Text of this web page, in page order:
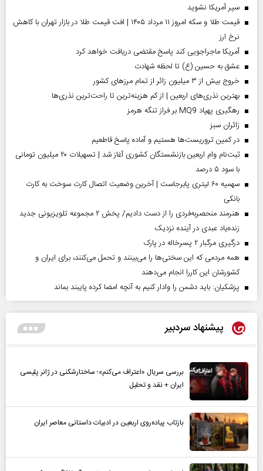
سپر آمریکا نشوید
قیمت طلا و سکه امروز ۱۱ مرداد ۱۴۰۵ | افت قیمت طلا در بازار تهران با کاهش
نرخ ارز
آمریکا ماجراجویی کند پاسخ مقتضی دریافت خواهد کرد
عشق به حسین (ع) تا لحظه شهادت
خروج بیش از ۳ میلیون زائر از تمام مرز‌های کشور
بهترین نذری‌های اربعین | از کم هزینه‌ترین تا راحت‌ترین نذری‌ها
رهگیری پهپاد MQ9 بر فراز تنگه هرمز
‌زائران سبز
در کمین تروریست‌ها هستیم و آماده پاسخ قاطعیم
ثبت‌نام وام اربعین بازنشستگان کشوری آغاز شد | تسهیلات ۲۰ میلیون تومانی
با سود ۵ درصد
سهمیه ۶۰ لیتری پابرجاست | آخرین وضعیت اتصال کارت سوخت به کارت
بانکی
هنرمند منحصر‌به‌فردی را از دست دادیم/ پخش ۲ مجموعه تلویزیونی جدید
زنده‌یاد عبدی در آینده نزدیک
درگیری مرگبار ۲ پسرخاله در پارک
همه مردمی که این سختی‌ها را می‌بینند و تحمل می‌کنند، برای ایران و
کشورشان این کاررا انجام می‌دهند
پزشکیان: باید دشمن را وادار کنیم به آنچه امضا کرده پایبند بماند
پیشنهاد سردبیر
بررسی سریال «اعتراف می‌کنم»؛ ساختارشکنی در ژانر پلیسی
ایران + نقد و تحلیل
بازتاب پیاده‌روی اربعین در ادبیات داستانی معاصر ایران